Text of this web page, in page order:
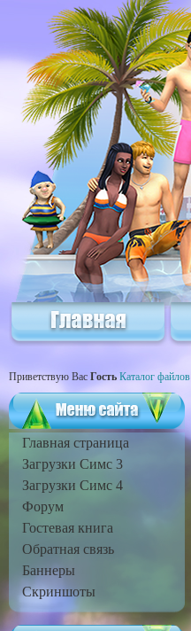
Приветствую Вас Гость Каталог файлов
Главная страница
Загрузки Симс 3
Загрузки Симс 4
Форум
Гостевая книга
Обратная связь
Баннеры
Скриншоты